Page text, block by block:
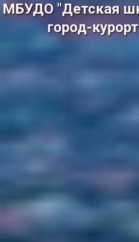
МБУДО "Детская
город-